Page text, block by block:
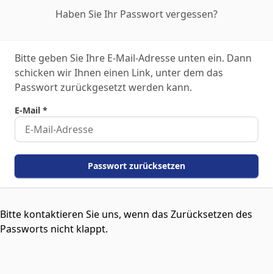
Haben Sie Ihr Passwort vergessen?
Bitte geben Sie Ihre E-Mail-Adresse unten ein. Dann
schicken wir Ihnen einen Link, unter dem das
Passwort zurückgesetzt werden kann.
E-Mail *
Passwort zurücksetzen
Bitte kontaktieren Sie uns, wenn das Zurücksetzen des
Passworts nicht klappt.